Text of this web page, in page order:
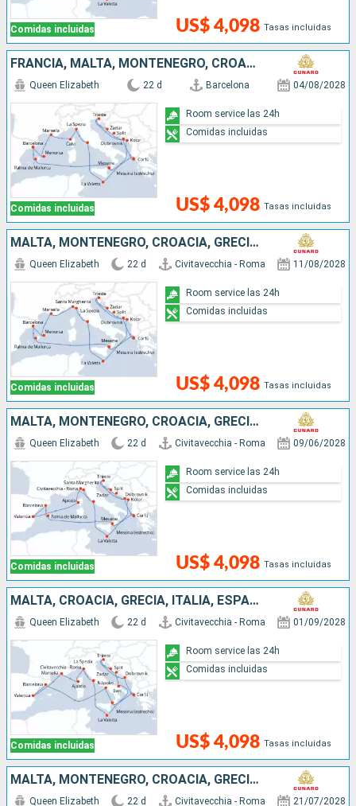
Comidas incluidas US$ 4,098 Tasas incluidas
FRANCIA, MALTA, MONTENEGRO, CROACIA, GRECIA, ITALIA, ESPAÑA
Comidas incluidas
Queen Elizabeth 22 d Barcelona 04/08/2028
US$ 4,098 Tasas incluidas
Room service las 24h
Comidas incluidas
MALTA, MONTENEGRO, CROACIA, GRECIA, ESPAÑA, FRANCIA, ITALIA
Comidas incluidas
Queen Elizabeth 22 d Civitavecchia - Roma 11/08/2028
US$ 4,098 Tasas incluidas
Room service las 24h
Comidas incluidas
MALTA, MONTENEGRO, CROACIA, GRECIA, ESPAÑA, FRANCIA, ITALIA
Comidas incluidas
Queen Elizabeth 22 d Civitavecchia - Roma 09/06/2028
US$ 4,098 Tasas incluidas
Room service las 24h
Comidas incluidas
MALTA, CROACIA, GRECIA, ITALIA, ESPAÑA, FRANCIA
Comidas incluidas
Queen Elizabeth 22 d Civitavecchia - Roma 01/09/2028
US$ 4,098 Tasas incluidas
Room service las 24h
Comidas incluidas
MALTA, MONTENEGRO, CROACIA, GRECIA, ESPAÑA, FRANCIA, ITALIA
Queen Elizabeth 22 d Civitavecchia - Roma 21/07/2028